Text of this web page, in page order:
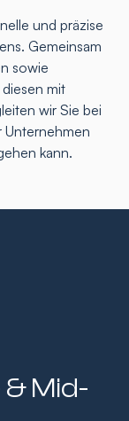
und präzise
Gemeinsam
sowie
mit
wir Sie bei
Unternehmen
kann.
Mid-